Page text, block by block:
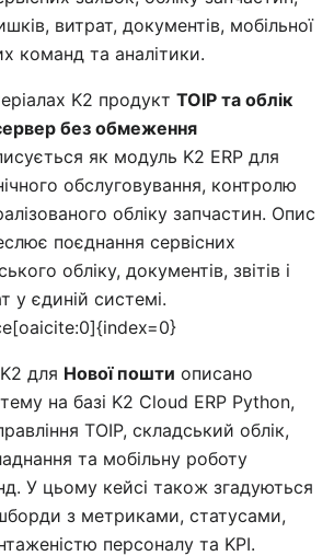
витрат, документів, мобільної
команд та аналітики.
K2 продукт ТОІР та облік
без обмеження
як модуль K2 ERP для
обслуговування, контролю
обліку запчастин. Опис
поєднання сервісних
обліку, документів, звітів і
у єдиній системі.
для Нової пошти описано
на базі K2 Cloud ERP Python,
ТОІР, складський облік,
та мобільну роботу
У цьому кейсі також згадуються
з метриками, статусами,
персоналу та KPI.